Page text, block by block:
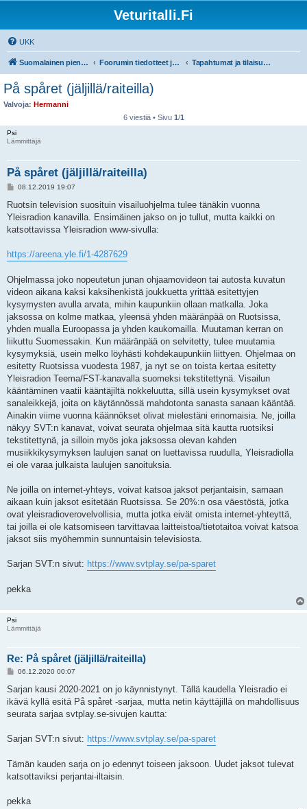
Veturitalli.Fi
UKK
Suomalainen pienoisrautatiefoorumi Foorumin tiedotteet ja ohjeet Tapahtumat ja tilaisuudet
På spåret (jäljillä/raiteilla)
Valvoja: Hermanni
6 viestiä • Sivu 1/1
Psi
Lämmittäjä
På spåret (jäljillä/raiteilla)
V
e
t
i
08.12.2019 19:07
Ruotsin television suosituin visailuohjelma tulee tänäkin vuonna
Yleisradion kanavilla. Ensimäinen jakso on jo tullut, mutta kaikki on
katsottavissa Yleisradion www-sivulla:
https://areena.yle.fi/1-4287629
Ohjelmassa joko nopeutetun junan ohjaamovideon tai autosta kuvatun
videon aikana kaksi kaksihenkistä joukkuetta yrittää esitettyjen
kysymysten avulla arvata, mihin kaupunkiin ollaan matkalla. Joka
jaksossa on kolme matkaa, yleensä yhden määränpää on Ruotsissa,
yhden mualla Euroopassa ja yhden kaukomailla. Muutaman kerran on
liikuttu Suomessakin. Kun määränpää on selvitetty, tulee muutamia
kysymyksiä, usein melko löyhästi kohdekaupunkiin liittyen. Ohjelmaa on
esitetty Ruotsissa vuodesta 1987, ja nyt se on toista kertaa esitetty
Yleisradion Teema/FST-kanavalla suomeksi tekstitettynä. Visailun
kääntäminen vaatii kääntäjiltä nokkeluutta, sillä usein kysymykset ovat
sanaleikkejä, joita on käytännössä mahdotonta sanasta sanaan kääntää.
Ainakin viime vuonna käännökset olivat mielestäni erinomaisia. Ne, joilla
näkyy SVT:n kanavat, voivat seurata ohjelmaa sitä kautta ruotsiksi
tekstitettynä, ja silloin myös joka jaksossa olevan kahden
musiikkikysymyksen laulujen sanat on luettavissa ruudulla, Yleisradiolla
ei ole varaa julkaista laulujen sanoituksia.
Ne joilla on internet-yhteys, voivat katsoa jaksot perjantaisin, samaan
aikaan kuin jaksot esitetään Ruotsissa. Se 20%:n osa väestöstä, jotka
ovat yleisradioverovelvollisia, mutta jotka eivät omista internet-yhteyttä,
tai joilla ei ole katsomiseen tarvittavaa laitteistoa/tietotaitoa voivat katsoa
jaksot siis myöhemmin sunnuntaisin televisiosta.
Sarjan SVT:n sivut: https://www.svtplay.se/pa-sparet
pekka
Psi
Lämmittäjä
Re: På spåret (jäljillä/raiteilla)
V
e
t
i
06.12.2020 00:07
Sarjan kausi 2020-2021 on jo käynnistynyt. Tällä kaudella Yleisradio ei
ikävä kyllä esitä På spåret -sarjaa, mutta netin käyttäjillä on mahdollisuus
seurata sarjaa svtplay.se-sivujen kautta:
Sarjan SVT:n sivut: https://www.svtplay.se/pa-sparet
Tämän kauden sarja on jo edennyt toiseen jaksoon. Uudet jaksot tulevat
katsottaviksi perjantai-iltaisin.
pekka